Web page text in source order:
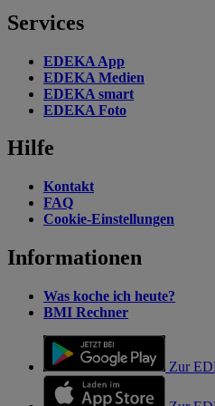
Services
EDEKA App
EDEKA Medien
EDEKA smart
EDEKA Foto
Hilfe
Kontakt
FAQ
Cookie-Einstellungen
Informationen
Was koche ich heute?
BMI Rechner
Zur